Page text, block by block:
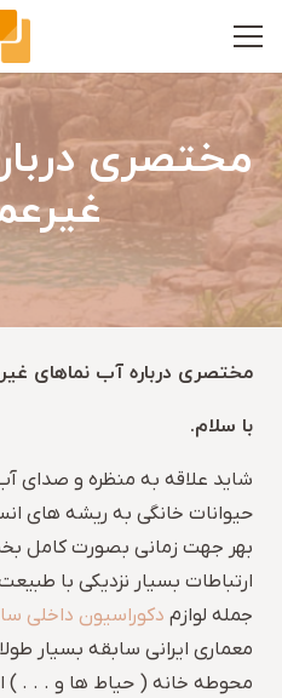
مختصری
مختصری درباره آب نماهای
با سلام.
شاید علاقه به منظره و صدای
حیوانات خانگی به ریشه های
بهر جهت زمانی بصورت کامل
ارتباطات بسیار نزدیکی با
جمله لوازم دکوراسیون داخلی
معماری ایرانی سابقه بسیار
محوطه خانه ( حیاط ها و . . . )